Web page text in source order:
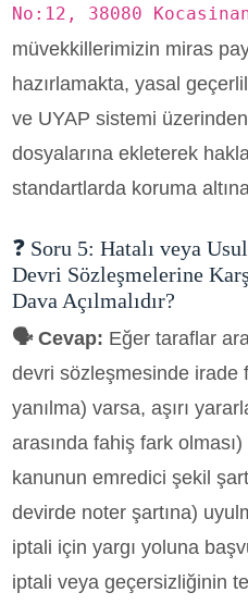
No:12, 38080
müvekkillerimizin miras
hazırlamakta, yasal
ve UYAP sistemi üzerinden
dosyalarına ekleterek
standartlarda koruma
❓ Soru 5: Hatalı veya
Devri Sözleşmelerine
Dava Açılmalıdır?
🗣️ Cevap: Eğer taraflar
devri sözleşmesinde irade
yanılma) varsa, aşırı
arasında fahiş fark
kanunun emredici şekil
devirde noter şartına)
iptali için yargı yoluna
iptali veya geçersizliğinin